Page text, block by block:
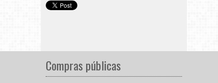
Compras públicas